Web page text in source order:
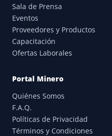
Sala de Prensa
Eventos
Proveedores y Productos
Capacitación
Ofertas Laborales
Portal Minero
Quiénes Somos
F.A.Q.
Políticas de Privacidad
Términos y Condiciones